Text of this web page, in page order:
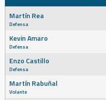
Martín Rea
Defensa
Kevin Amaro
Defensa
Enzo Castillo
Defensa
Martín Rabuñal
Volante